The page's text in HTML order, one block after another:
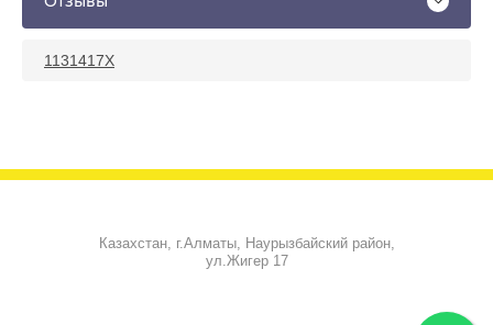
1131417X
Казахстан, г.Алматы, Наурызбайский район,
ул.Жигер 17